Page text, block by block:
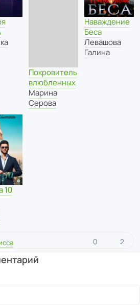
Покровитель
влюбленных
Марина
Серова
Наваждение
Беса
Левашова
Галина
10
0 2